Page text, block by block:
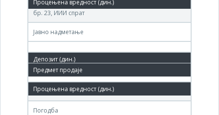
Агенција за приватизацију РС, Београд, Теразије
бр. 23, ИИИ спрат
Јавно надметање
19. мар.'09.
(ИЗГРАДЊА) код стечајног дужника у Бачкој Тополи
Погодба